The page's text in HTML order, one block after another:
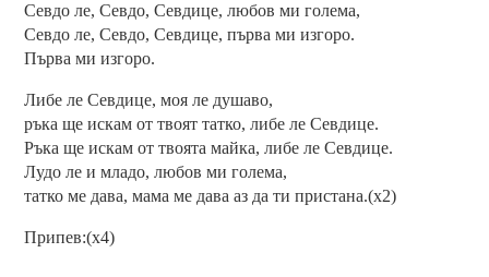
Севдо ле, Севдо, Севдице, любов ми голема,
Севдо ле, Севдо, Севдице, първа ми изгоро.
Първа ми изгоро.
Либе ле Севдице, моя ле душаво,
ръка ще искам от твоят татко, либе ле Севдице.
Ръка ще искам от твоята майка, либе ле Севдице.
Лудо ле и младо, любов ми голема,
татко ме дава, мама ме дава аз да ти пристана.(x2)
Припев:(x4)